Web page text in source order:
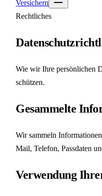
Versichern
Rechtliches
Wie wir Ihre persönlichen
schützen.
Gesammelte
Wir sammeln
Mail, Telefon, Passdaten
Verwendung